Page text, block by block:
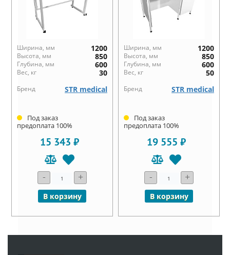
Ширина, мм 1200
Высота, мм 850
Глубина, мм 600
Вес, кг 30
Бренд STR medical
Под заказ
предоплата 100%
15 343 ₽
- +
В корзину
Ширина, мм 1200
Высота, мм 850
Глубина, мм 600
Вес, кг 50
Бренд STR medical
Под заказ
предоплата 100%
19 555 ₽
- +
В корзину